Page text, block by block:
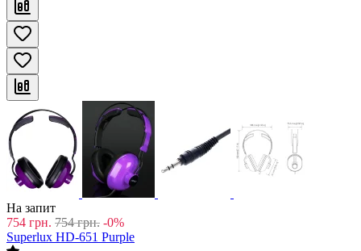
На запит
754 грн. 754 грн. -0%
Superlux HD-651 Purple